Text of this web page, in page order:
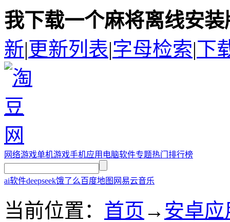
我下载一个麻将离线安
新|更新列表|字母检索|下
网络游戏单机游戏手机应用 电脑软件专题热门排行榜
ai软件deepseek饿了么百度地图 网易云音乐
当前位置： 首页 → 安卓应